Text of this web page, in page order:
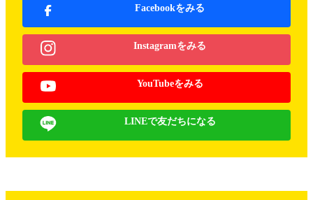
Facebookをみる
Instagramをみる
YouTubeをみる
LINEで友だちになる